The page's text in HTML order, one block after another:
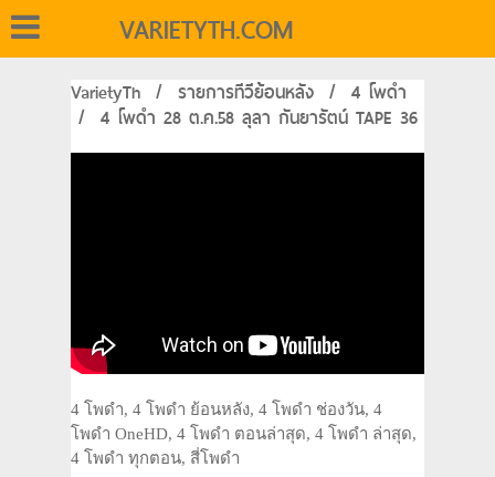
VARIETYTH.COM
VarietyTh / รายการทีวีย้อนหลัง / 4 โพดำ
/ 4 โพดำ 28 ต.ค.58 ลุลา กันยารัตน์ TAPE 36
4 โพดำ, 4 โพดำ ย้อนหลัง, 4 โพดำ ช่องวัน, 4
โพดำ OneHD, 4 โพดำ ตอนล่าสุด, 4 โพดำ ล่าสุด,
4 โพดำ ทุกตอน, สี่โพดำ